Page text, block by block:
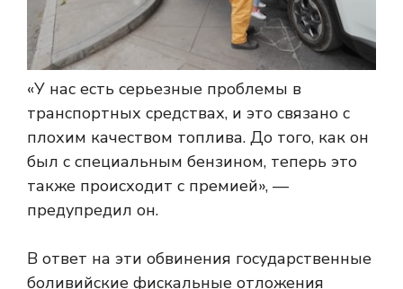
«У нас есть серьезные проблемы в
транспортных средствах, и это связано с
плохим качеством топлива. До того, как он
был с специальным бензином, теперь это
также происходит с премией», —
предупредил он.
В ответ на эти обвинения государственные
боливийские фискальные отложения